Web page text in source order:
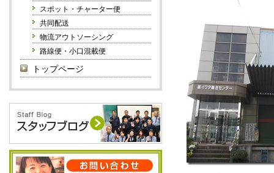
スポット・チャーター便
共同配送
物流アウトソーシング
路線便・小口混載便
トップページ